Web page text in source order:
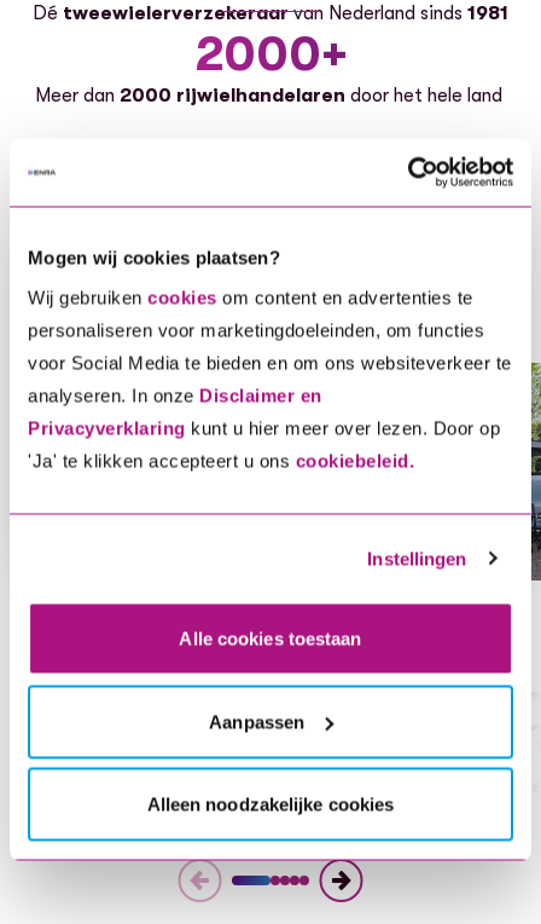
Mogen wij cookies plaatsen?
Wij gebruiken cookies om content en advertenties te
personaliseren voor marketingdoeleinden, om functies
voor Social Media te bieden en om ons websiteverkeer te
analyseren. In onze Disclaimer en
Privacyverklaring kunt u hier meer over lezen. Door op
'Ja' te klikken accepteert u ons cookiebeleid.
Instellingen
Alle cookies toestaan
Aanpassen
Alleen noodzakelijke cookies
Dé tweewielerverzekeraarvan Nederland sinds 1981
2000+
Meer dan 2000 rijwielhandelaren door het hele land
Bereken je premie
Voor elke tweewieler hebben wij een
oplossing, ontdek gauw welke dekking bij
jou en je voertuig past.
Voor elke tweewieler hebben wij een oplossing, ontdek
Bereken je direct premie
title
1. Kies je verzekering 2.